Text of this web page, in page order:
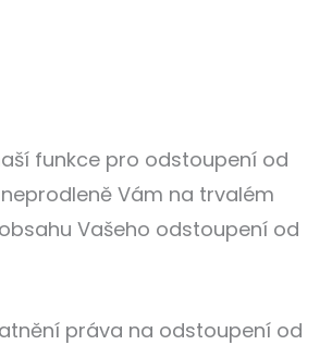
funkce pro odstoupení od
Vám na trvalém
Vašeho odstoupení od
práva na odstoupení od